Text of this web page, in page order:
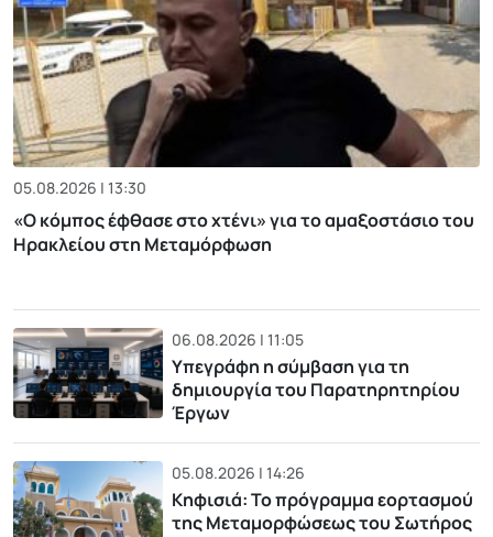
05.08.2026 | 13:30
«Ο κόμπος έφθασε στο χτένι» για το αμαξοστάσιο του
Ηρακλείου στη Μεταμόρφωση
06.08.2026 | 11:05
Υπεγράφη η σύμβαση για τη
δημιουργία του Παρατηρητηρίου
Έργων
05.08.2026 | 14:26
Κηφισιά: Το πρόγραμμα εορτασμού
της Μεταμορφώσεως του Σωτήρος